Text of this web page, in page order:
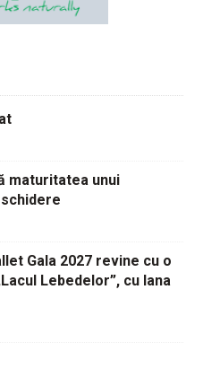
maturitatea unui
Gala 2027 revine cu o
Lebedelor”, cu Iana